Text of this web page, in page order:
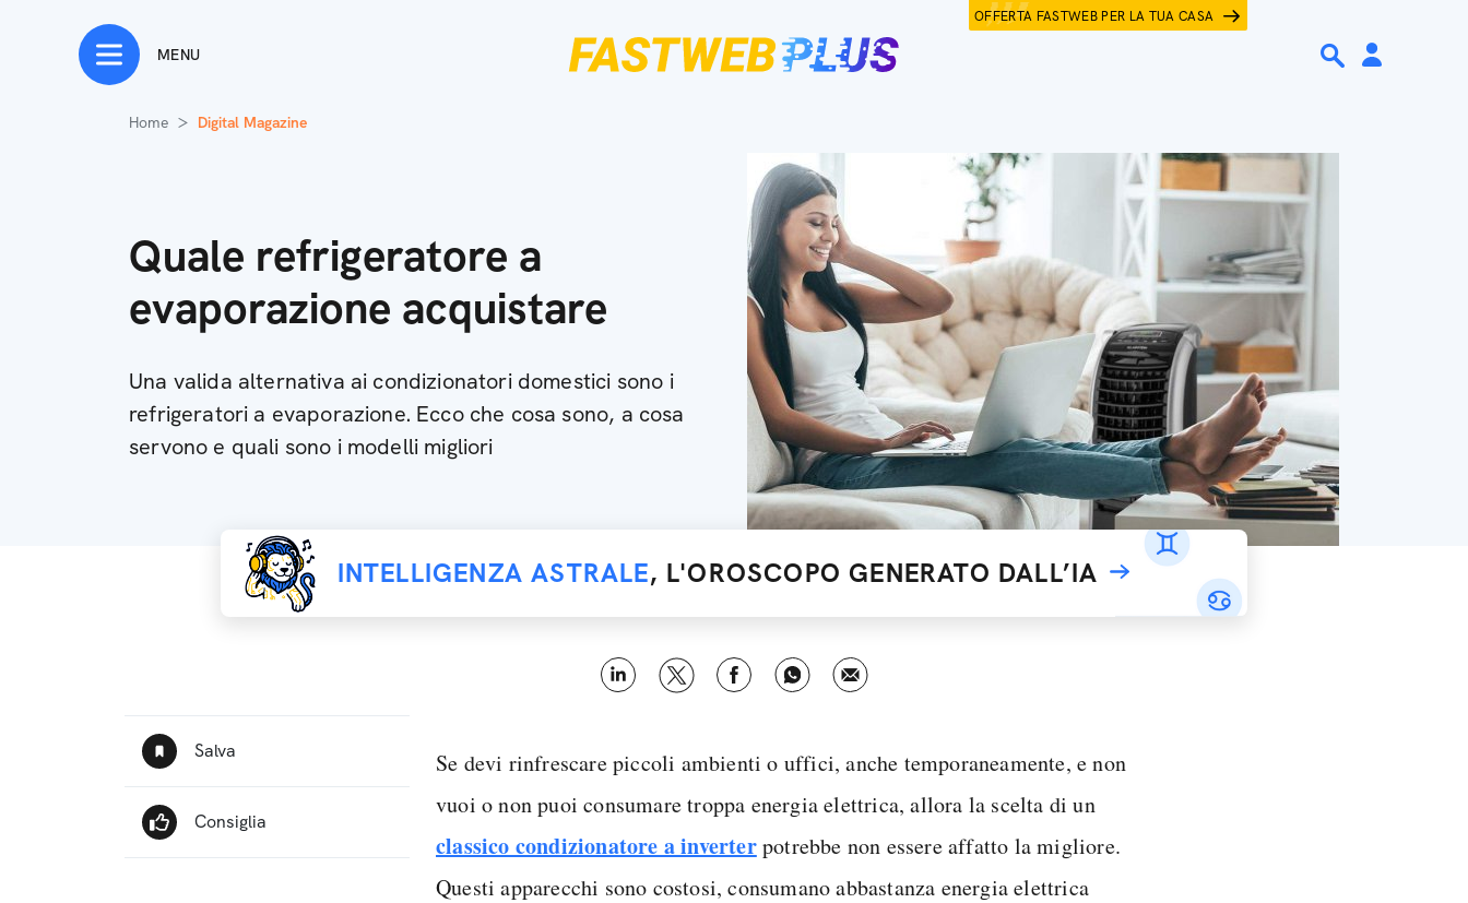
OFFERTA FASTWEB PER LA TUA CASA
MENU
Home Digital Magazine
Quale refrigeratore a
evaporazione acquistare
Una valida alternativa ai condizionatori domestici sono i
refrigeratori a evaporazione. Ecco che cosa sono, a cosa
servono e quali sono i modelli migliori
INTELLIGENZA ASTRALE, L'OROSCOPO GENERATO DALL’IA
Se devi rinfrescare piccoli ambienti o uffici, anche temporaneamente, e non
vuoi o non puoi consumare troppa energia elettrica, allora la scelta di un
classico condizionatore a inverterpotrebbe non essere affatto la migliore.
Questi apparecchi sono costosi, consumano abbastanza energia elettrica